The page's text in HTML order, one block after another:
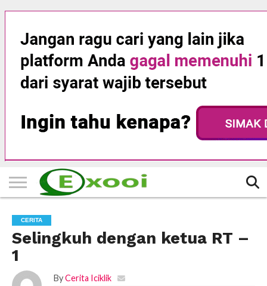
HOME
BERITA
BIODATA
CERITA
CERPEN
EKSKLUSIF
CERITA
Selingkuh dengan ketua RT –
1
By Cerita Iciklik